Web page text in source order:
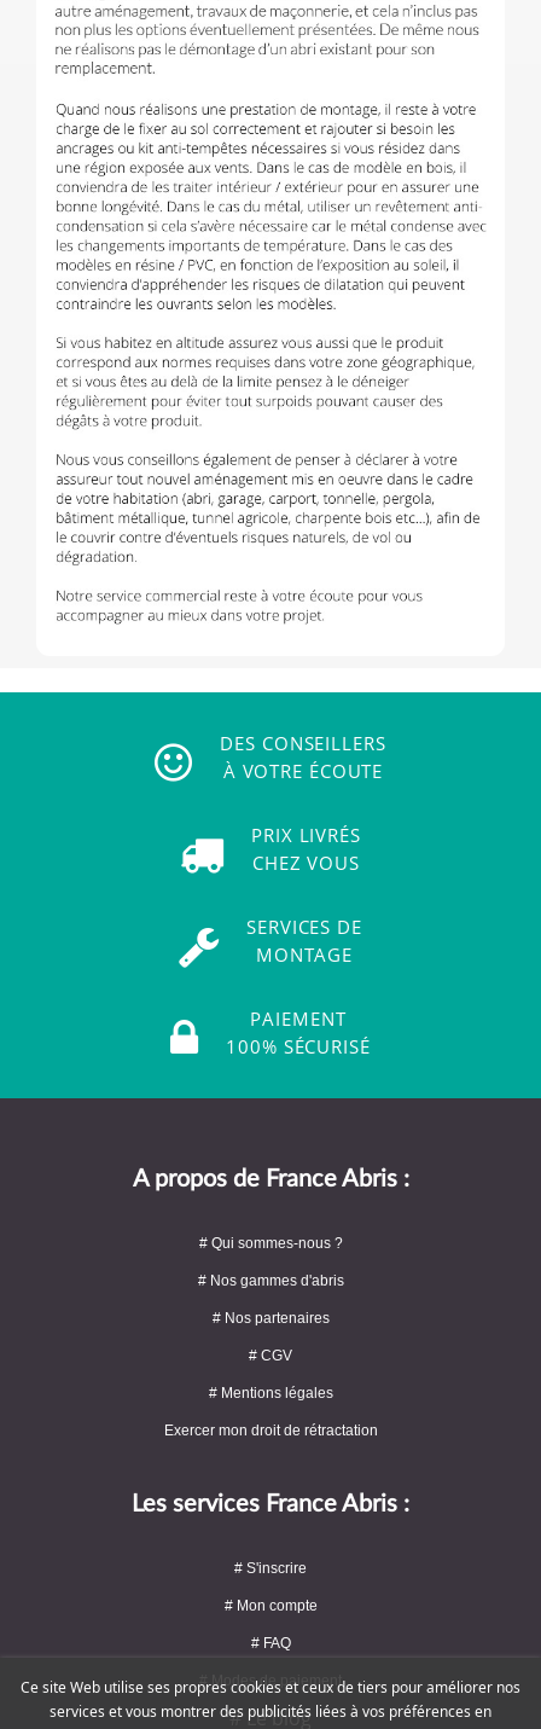
DES CONSEILLERS
À VOTRE ÉCOUTE
PRIX LIVRÉS
CHEZ VOUS
SERVICES DE
MONTAGE
PAIEMENT
100% SÉCURISÉ
A propos de France Abris :
# Qui sommes-nous ?
# Nos gammes d'abris
# Nos partenaires
# CGV
# Mentions légales
Exercer mon droit de rétractation
Les services France Abris :
# S'inscrire
# Mon compte
# FAQ
# Modes de paiement
# Le blog
Ce site Web utilise ses propres cookies et ceux de tiers pour améliorer nos
services et vous montrer des publicités liées à vos préférences en